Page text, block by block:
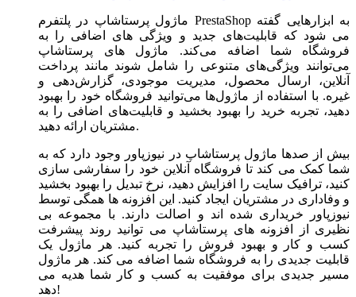
ماژول‌ پرستاشاپ در پلتفرم PrestaShop به ابزارهایی گفته
می شود که قابلیت‌های جدید و ویژگی های اضافی را به
فروشگاه شما اضافه می‌کند. ماژول های پرستاشاپ
می‌توانند ویژگی‌های متنوعی را شامل شوند مانند پرداخت
آنلاین، ارسال محصول، مدیریت موجودی، گزارش‌دهی و
غیره. با استفاده از ماژول‌ها می‌توانید فروشگاه خود را بهبود
دهید، تجربه خرید را بهبود بخشید و قابلیت‌های اضافی را به
مشتریان ارائه دهید.
بیش از صدها ماژول پرستاشاپ در نیوزپاور وجود دارد که به
شما کمک می کند تا فروشگاه آنلاین خود را سفارشی سازی
کنید، ترافیک سایت را افزایش دهید، نرخ تبدیل را بهبود بخشید
و وفاداری در مشتریان ایجاد کنید. این افزونه ها همگی توسط
نیوزپاور خریداری شده اند و اصالت دارند. با مجموعه بی
نظیری از افزونه های پرستاشاپ می توانید روند پیشرفت
کسب و کار و بهبود فروش را تجربه کنید. هر ماژول یک
قابلیت جدیدی را به فروشگاه شما اضافه می کند. هر ماژول
مسیر جدیدی برای موفقیت به کسب و کار شما هدیه می
دهد!